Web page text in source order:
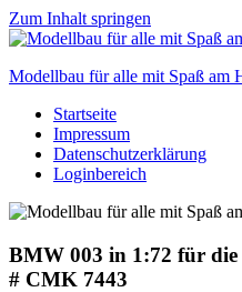
Zum Inhalt springen
Modellbau für alle mit Spaß am
Scale
modelling
to
Startseite
Impressum
Datenschutzerklärung
Loginbereich
BMW 003 in 1:72 für
# CMK 7443